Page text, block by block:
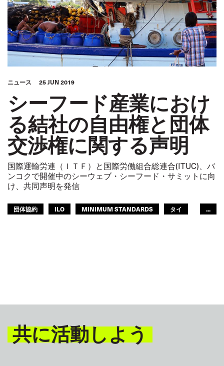
ニュース 25 JUN 2019
シーフード産業におけ
る結社の自由権と団体
交渉権に関する声明
国際運輸労連（ＩＴＦ）と国際労働組合総連合(ITUC)、バ
ンコクで開催中のシーウェブ・シーフード・サミットに向
け、共同声明を発信
団体協約 ILO MINIMUM STANDARDS
タイ
...
共に活動しよう